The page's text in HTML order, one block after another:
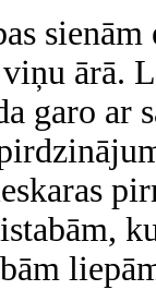
ārā.
garo ar